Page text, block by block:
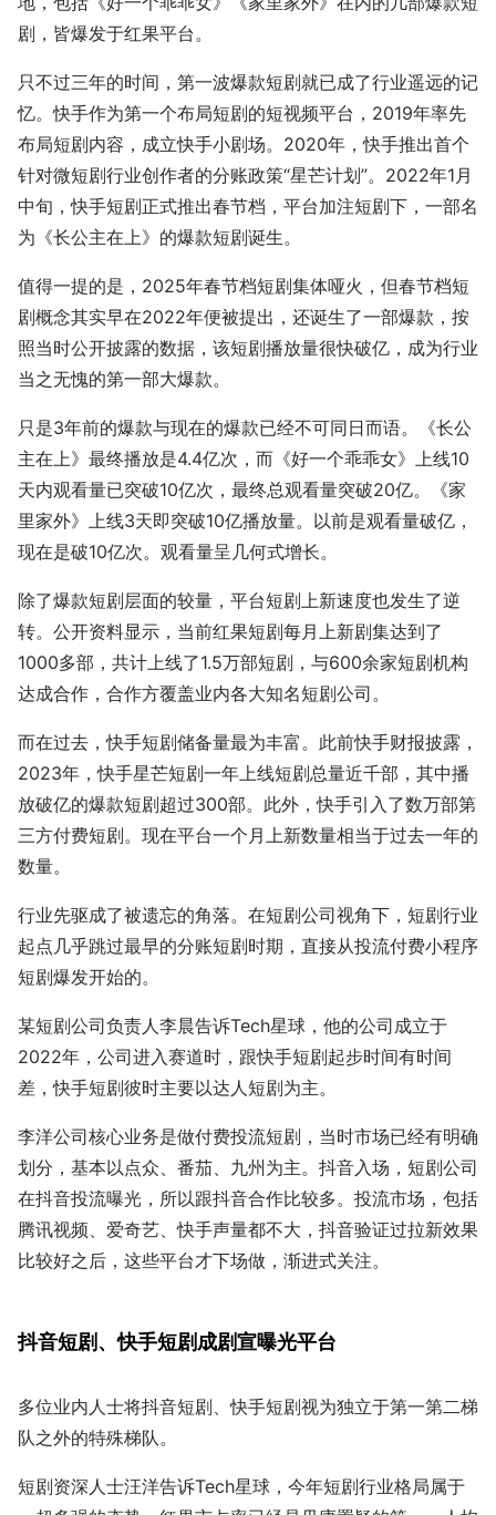
剧，皆爆发于红果平台。
只不过三年的时间，第一波爆款短剧就已成了行业遥远的记
忆。快手作为第一个布局短剧的短视频平台，2019年率先
布局短剧内容，成立快手小剧场。2020年，快手推出首个
针对微短剧行业创作者的分账政策“星芒计划”。2022年1月
中旬，快手短剧正式推出春节档，平台加注短剧下，一部名
为《长公主在上》的爆款短剧诞生。
值得一提的是，2025年春节档短剧集体哑火，但春节档短
剧概念其实早在2022年便被提出，还诞生了一部爆款，按
照当时公开披露的数据，该短剧播放量很快破亿，成为行业
当之无愧的第一部大爆款。
只是3年前的爆款与现在的爆款已经不可同日而语。《长公
主在上》最终播放是4.4亿次，而《好一个乖乖女》上线10
天内观看量已突破10亿次，最终总观看量突破20亿。《家
里家外》上线3天即突破10亿播放量。以前是观看量破亿，
现在是破10亿次。观看量呈几何式增长。
除了爆款短剧层面的较量，平台短剧上新速度也发生了逆
转。公开资料显示，当前红果短剧每月上新剧集达到了
1000多部，共计上线了1.5万部短剧，与600余家短剧机构
达成合作，合作方覆盖业内各大知名短剧公司。
而在过去，快手短剧储备量最为丰富。此前快手财报披露，
2023年，快手星芒短剧一年上线短剧总量近千部，其中播
放破亿的爆款短剧超过300部。此外，快手引入了数万部第
三方付费短剧。现在平台一个月上新数量相当于过去一年的
数量。
行业先驱成了被遗忘的角落。在短剧公司视角下，短剧行业
起点几乎跳过最早的分账短剧时期，直接从投流付费小程序
短剧爆发开始的。
某短剧公司负责人李晨告诉Tech星球，他的公司成立于
2022年，公司进入赛道时，跟快手短剧起步时间有时间
差，快手短剧彼时主要以达人短剧为主。
李洋公司核心业务是做付费投流短剧，当时市场已经有明确
划分，基本以点众、番茄、九州为主。抖音入场，短剧公司
在抖音投流曝光，所以跟抖音合作比较多。投流市场，包括
腾讯视频、爱奇艺、快手声量都不大，抖音验证过拉新效果
比较好之后，这些平台才下场做，渐进式关注。
抖音短剧、快手短剧成剧宣曝光平台
多位业内人士将抖音短剧、快手短剧视为独立于第一第二梯
队之外的特殊梯队。
短剧资深人士汪洋告诉Tech星球，今年短剧行业格局属于